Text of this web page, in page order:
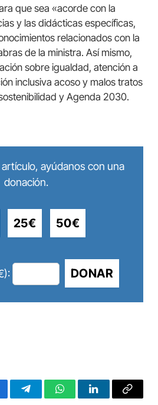
que sea «acorde con la
y las didácticas específicas,
relacionados con la
de la ministra. Así mismo,
sobre igualdad, atención a
inclusiva acoso y malos tratos
y Agenda 2030.
ayúdanos con una
donación.
25€ 50€
DONAR
TelegramWhatsAppLinkedInCopy